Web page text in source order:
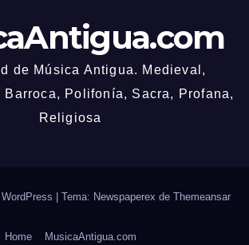
de Música Antigua. Medieval,
Barroca, Polifonía, Sacra, Profana,
Religiosa
Tema: Newspaperex de Themeansar
Home MusicaAntigua.com